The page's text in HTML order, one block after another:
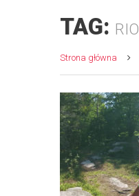
TAG: RIO
Strona główna